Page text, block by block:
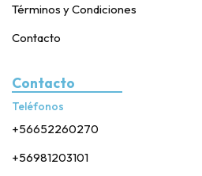
Términos y Condiciones
Contacto
Contacto
Teléfonos
+56652260270
+56981203101